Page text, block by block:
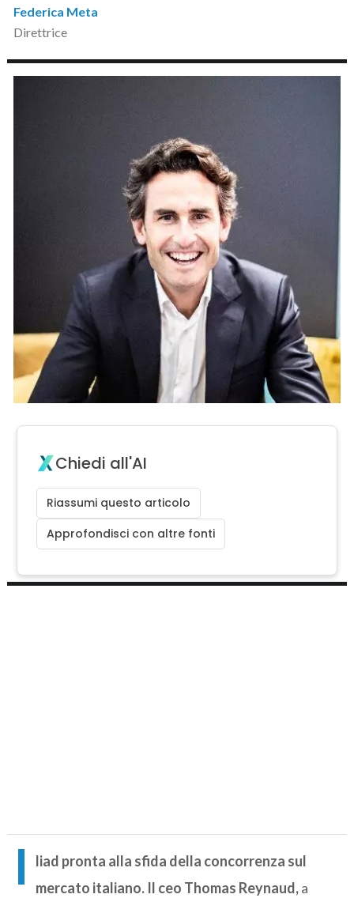
Federica Meta
Direttrice
Chiedi all'AI
Riassumi questo articolo
Approfondisci con altre fonti
I
liad pronta alla sfida della concorrenza sul
mercato italiano. Il ceo Thomas Reynaud,a